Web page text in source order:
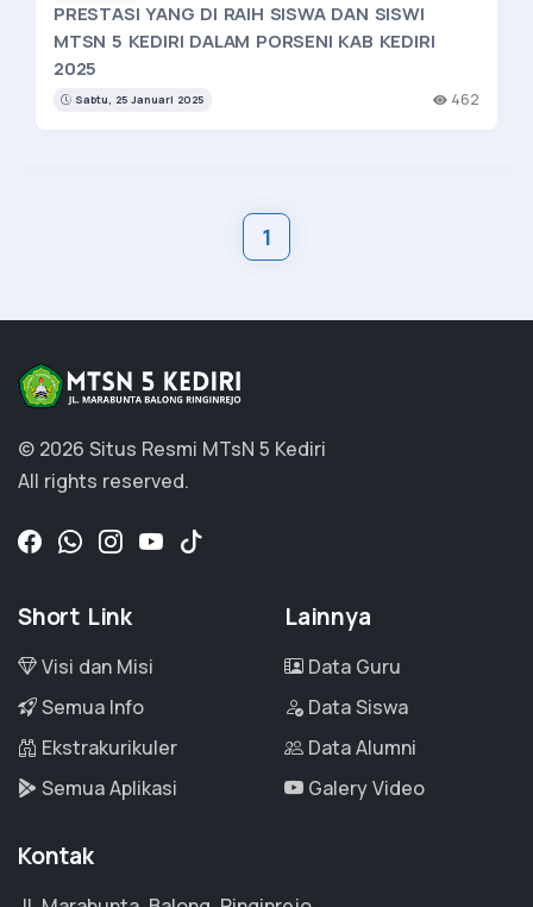
PRESTASI YANG DI RAIH SISWA DAN SISWI
MTSN 5 KEDIRI DALAM PORSENI KAB KEDIRI
2025
Sabtu, 25 Januari 2025 462
1
© 2026 Situs Resmi MTsN 5 Kediri
All rights reserved.
Short Link
Visi dan Misi
Semua Info
Ekstrakurikuler
Semua Aplikasi
Lainnya
Data Guru
Data Siswa
Data Alumni
Galery Video
Kontak